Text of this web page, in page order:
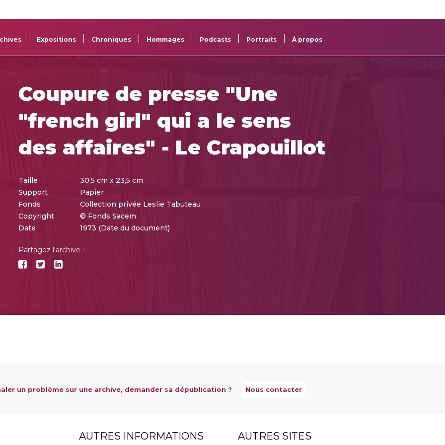
Sacem
projets
Sacem
des œuvres
Expositions Chroniques Hommages Podcasts Portraits À propos
Coupure de presse "Une
"french girl" qui a le sens
des affaires" - Le Crapouillot
Taille
30,5 cm x 23,5 cm
Support
Papier
Fonds
Collection privée Leslie Tabuteau
Copyright
© Fonds Sacem
Date
1973 (Date du document)
Partagez l'archive :
un problème sur une archive, demander sa dépublication ? Nous contacter
AUTRES INFORMATIONS AUTRES SITES